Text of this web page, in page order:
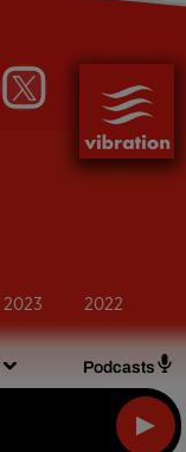
Podcasts
2023 2022